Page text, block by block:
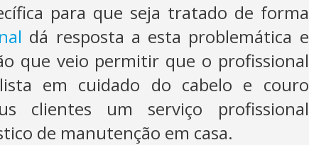
para que seja tratado de forma
dá resposta a esta problemática e
que veio permitir que o profissional
em cuidado do cabelo e couro
clientes um serviço profissional
de manutenção em casa.